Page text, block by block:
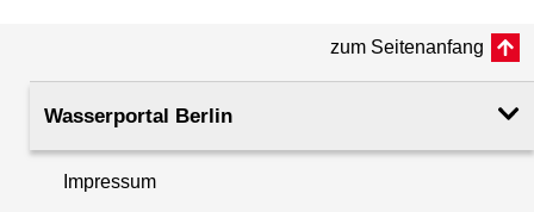
zum Seitenanfang
Wasserportal Berlin
Impressum